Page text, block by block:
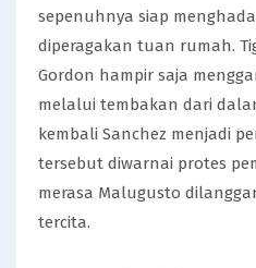
sepenuhnya siap
diperagakan tuan rumah.
Gordon hampir saja
melalui tembakan dari
kembali Sanchez menjadi
tersebut diwarnai protes
merasa Malugusto
tercita.